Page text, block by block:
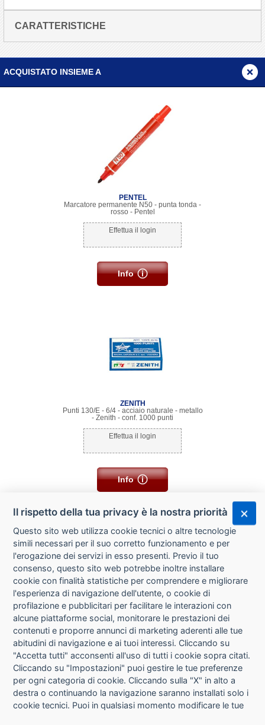
CARATTERISTICHE
ACQUISTATO INSIEME A
PENTEL
Marcatore permanente N50 - punta tonda -
rosso - Pentel
Effettua il login
Info
ZENITH
Punti 130/E - 6/4 - acciaio naturale - metallo
- Zenith - conf. 1000 punti
Effettua il login
Info
CHI SIAMO
CONTATTI
CONDIZIONI DI VENDITA
RICHIESTA RECESSO
PRIVACY
Il rispetto della tua privacy è la nostra priorità
Questo sito web utilizza cookie tecnici o altre tecnologie
simili necessari per il suo corretto funzionamento e per
l'erogazione dei servizi in esso presenti. Previo il tuo
consenso, questo sito web potrebbe inoltre installare
cookie con finalità statistiche per comprendere e migliorare
l'esperienza di navigazione dell'utente, o cookie di
profilazione e pubblicitari per facilitare le interazioni con
alcune piattaforme social, monitorare le prestazioni dei
contenuti e proporre annunci di marketing aderenti alle tue
abitudini di navigazione e ai tuoi interessi. Cliccando su
"Accetta tutti" acconsenti all'uso di tutti i cookie sopra citati.
Cliccando su "Impostazioni" puoi gestire le tue preferenze
per ogni categoria di cookie. Cliccando sulla "X" in alto a
destra o continuando la navigazione saranno installati solo i
cookie tecnici. Puoi in qualsiasi momento modificare le tue